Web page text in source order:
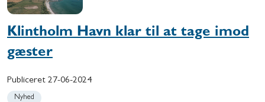
Klintholm Havn klar til at tage imod
gæster
Publiceret 27-06-2024
Nyhed